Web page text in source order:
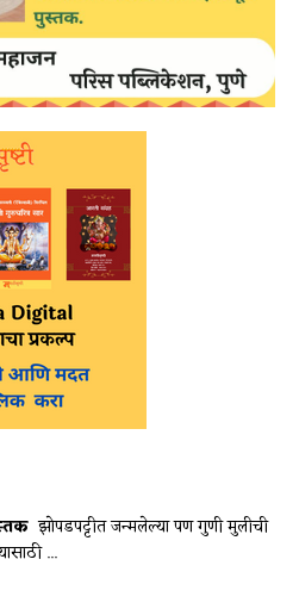
झोपडपट्टीत जन्मलेल्या पण गुणी मुलीची
...